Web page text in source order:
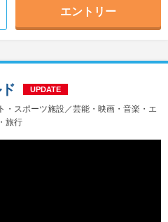
エントリー
・スポーツ施設／芸能・映画・音楽・エ
旅行
UPDATE